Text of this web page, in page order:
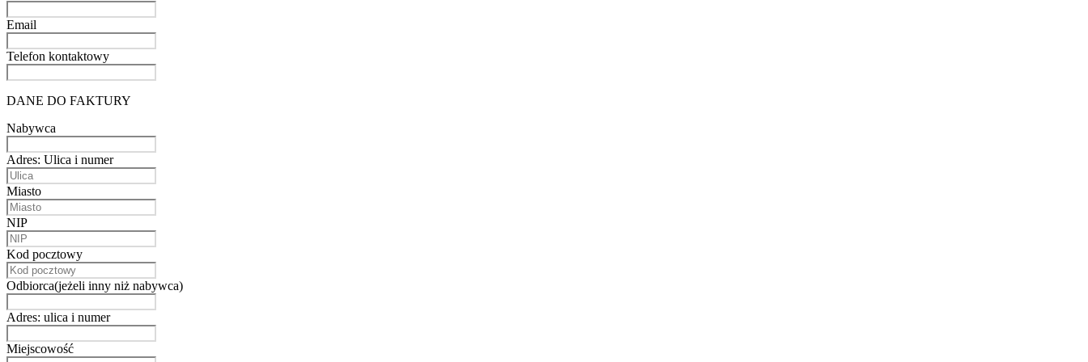
Email
Telefon kontaktowy
DANE DO FAKTURY
Nabywca
Adres: Ulica i numer
Miasto
NIP
Kod pocztowy
Odbiorca(jeżeli inny niż nabywca)
Adres: ulica i numer
Miejscowość